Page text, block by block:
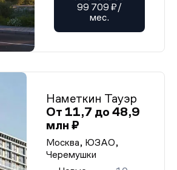
99 709 ₽/
мес.
Наметкин Тауэр
От 11,7 до 48,9
млн ₽
Москва, ЮЗАО,
Черемушки